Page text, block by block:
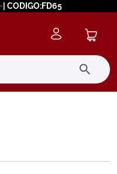
CODIGO:FD65